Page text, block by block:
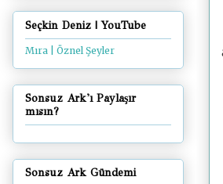
Seçkin Deniz | YouTube
Mıra | Öznel Şeyler
Sonsuz Ark'ı Paylaşır
mısın?
Sonsuz Ark Gündemi